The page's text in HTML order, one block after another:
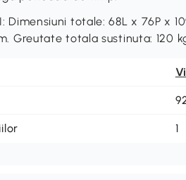
Dimensiuni totale: 68L x 76P x
Greutate totala sustinuta: 120
1